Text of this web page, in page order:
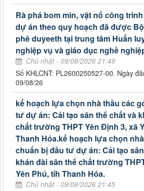
Rà phá bom mìn, vật nổ công
dự án theo quy hoạch đã được
phê duyeeth tại trung tâm Huấn
nghiệp vụ và giáo dục nghề
Chủ nhật - 09/08/2026 21:49
Số KHLCNT: PL2600250527-00. Ngày
09/08/26
kế hoạch lựa chọn nhà thầu các
tư dự án: Cải tạo sân thể chất và
chất trường THPT Yên Định 3, xã
Thanh Hóa.kế hoạch lựa chọn
chuẩn bị đầu tư dự án: Cải tạo
khán đài sân thể chất trường
Yên Phú, tỉh Thanh Hóa.
Chủ nhật - 09/08/2026 21:45